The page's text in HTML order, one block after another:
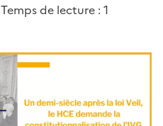
Temps de lecture : 1